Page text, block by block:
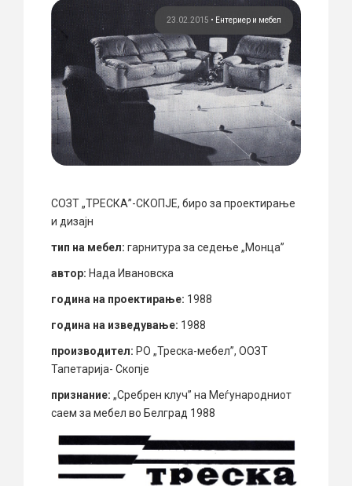
23.02.2015 • Ентериер и мебел
СОЗТ „ТРЕСКА”-СКОПЈЕ, биро за проектирање
и дизајн
тип на мебел: гарнитура за седење „Монца”
автор: Нада Ивановска
година на проектирање: 1988
година на изведување: 1988
производител: РО „Треска-мебел”, ООЗТ
Тапетарија- Скопје
признание: „Сребрен клуч” на Меѓународниот
саем за мебел во Белград 1988